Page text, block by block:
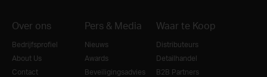
Over ons
Bedrijfsprofiel
About Us
Contact
Pers & Media
Nieuws
Awards
Beveiligingsadvies
Waar te Koop
Distributeurs
Detailhandel
B2B Partners